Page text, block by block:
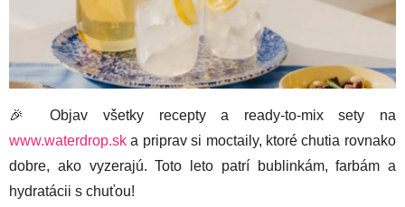
🎉 Objav všetky recepty a ready-to-mix sety na
www.waterdrop.sk a priprav si moctaily, ktoré chutia rovnako
dobre, ako vyzerajú. Toto leto patrí bublinkám, farbám a
hydratácii s chuťou!